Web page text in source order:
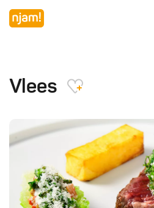
Vlees